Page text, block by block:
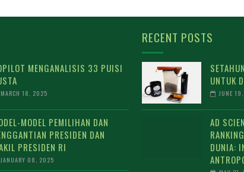
MENGANALISIS 33 PUISI
MARCH 18, 2025
MODEL PEMILIHAN DAN
PRESIDEN DAN
PRESIDEN RI
JANUARY 08, 2025
RECENT POSTS
UNTUK
JUNE
AD
DUNIA: